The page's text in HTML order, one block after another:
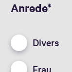
Anrede
Divers
Frau